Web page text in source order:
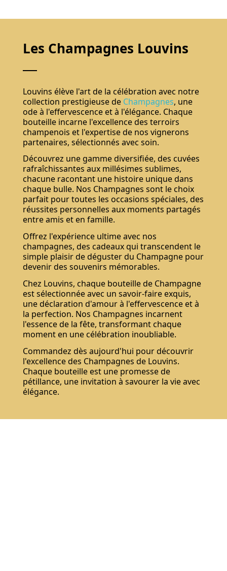
Les Champagnes Louvins
Louvins élève l'art de la célébration avec notre
collection prestigieuse de Champagnes, une
ode à l'effervescence et à l'élégance. Chaque
bouteille incarne l'excellence des terroirs
champenois et l'expertise de nos vignerons
partenaires, sélectionnés avec soin.
Découvrez une gamme diversifiée, des cuvées
rafraîchissantes aux millésimes sublimes,
chacune racontant une histoire unique dans
chaque bulle. Nos Champagnes sont le choix
parfait pour toutes les occasions spéciales, des
réussites personnelles aux moments partagés
entre amis et en famille.
Offrez l'expérience ultime avec nos
champagnes, des cadeaux qui transcendent le
simple plaisir de déguster du Champagne pour
devenir des souvenirs mémorables.
Chez Louvins, chaque bouteille de Champagne
est sélectionnée avec un savoir-faire exquis,
une déclaration d'amour à l'effervescence et à
la perfection. Nos Champagnes incarnent
l'essence de la fête, transformant chaque
moment en une célébration inoubliable.
Commandez dès aujourd'hui pour découvrir
l'excellence des Champagnes de Louvins.
Chaque bouteille est une promesse de
pétillance, une invitation à savourer la vie avec
élégance.
S'abonner